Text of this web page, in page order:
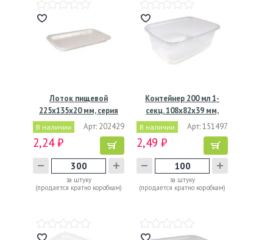
Лоток пищевой
225х135х20 мм, серия
М-20,…
В наличии Арт: 202429
2,24 ₽
за штуку
(продается кратно коробкам)
Контейнер 200 мл 1-
секц. 108х82х39 мм,
серия…
В наличии Арт: 151497
2,49 ₽
за штуку
(продается кратно коробкам)